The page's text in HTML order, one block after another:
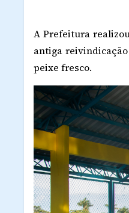
A Prefeitura
antiga
peixe fresco.